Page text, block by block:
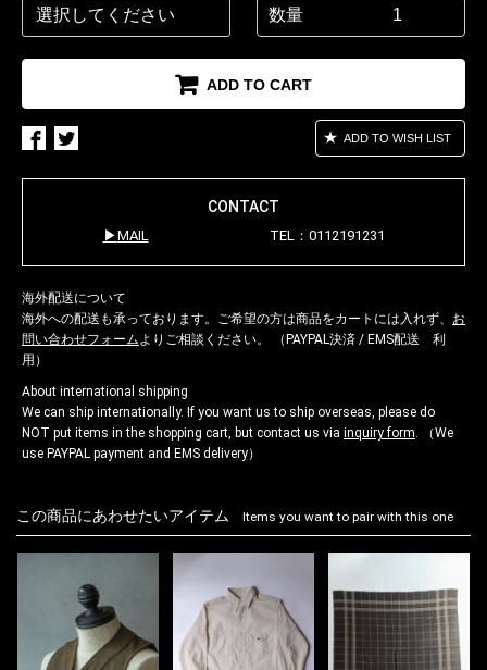
数量
ADD TO CART
ADD TO WISH LIST
CONTACT
MAIL TEL：0112191231
海外配送について
海外への配送も承っております。ご希望の方は商品をカートには入れず、 お
問い合わせフォーム よりご相談ください。 （PAYPAL決済 / EMS配送 利
用）
About international shipping
We can ship internationally. If you want us to ship overseas, please do
NOT put items in the shopping cart, but contact us via inquiry form . （We
use PAYPAL payment and EMS delivery）
この商品にあわせたいアイテム Items you want to pair with this one